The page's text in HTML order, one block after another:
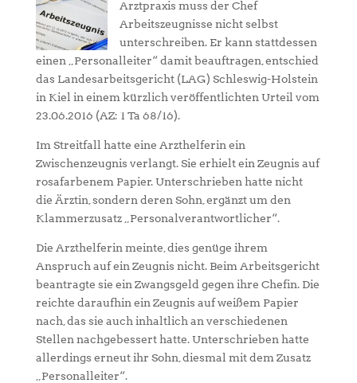
Arztpraxis muss der Chef
Arbeitszeugnisse nicht selbst
unterschreiben. Er kann stattdessen
einen „Personalleiter“ damit beauftragen, entschied
das Landesarbeitsgericht (LAG) Schleswig-Holstein
in Kiel in einem kürzlich veröffentlichten Urteil vom
23.06.2016 (AZ: 1 Ta 68/16).
Im Streitfall hatte eine Arzthelferin ein
Zwischenzeugnis verlangt. Sie erhielt ein Zeugnis auf
rosafarbenem Papier. Unterschrieben hatte nicht
die Ärztin, sondern deren Sohn, ergänzt um den
Klammerzusatz „Personalverantwortlicher“.
Die Arzthelferin meinte, dies genüge ihrem
Anspruch auf ein Zeugnis nicht. Beim Arbeitsgericht
beantragte sie ein Zwangsgeld gegen ihre Chefin. Die
reichte daraufhin ein Zeugnis auf weißem Papier
nach, das sie auch inhaltlich an verschiedenen
Stellen nachgebessert hatte. Unterschrieben hatte
allerdings erneut ihr Sohn, diesmal mit dem Zusatz
„Personalleiter“.